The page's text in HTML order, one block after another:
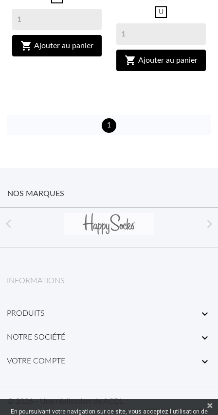
 Ajouter au panier
U
 Ajouter au panier
1
NOS MARQUES
 
INFORMATIONS
PRODUITS 
NOTRE SOCIÉTÉ 
VOTRE COMPTE 
© 2026 - Une réalisation de ACDL
En poursuivant votre navigation sur ce site, vous acceptez l'utilisation de